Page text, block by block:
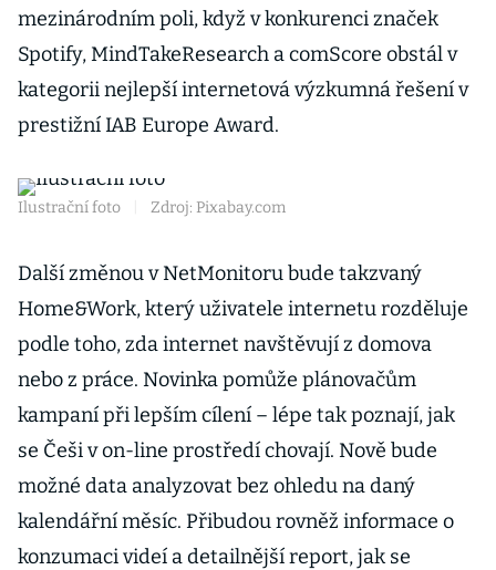
mezinárodním poli, když v konkurenci značek
Spotify, MindTakeResearch a comScore obstál v
kategorii nejlepší internetová výzkumná řešení v
prestižní IAB Europe Award.
Ilustrační foto Zdroj: Pixabay.com
Další změnou v NetMonitoru bude takzvaný
Home&Work, který uživatele internetu rozděluje
podle toho, zda internet navštěvují z domova
nebo z práce. Novinka pomůže plánovačům
kampaní při lepším cílení – lépe tak poznají, jak
se Češi v on-line prostředí chovají. Nově bude
možné data analyzovat bez ohledu na daný
kalendářní měsíc. Přibudou rovněž informace o
konzumaci videí a detailnější report, jak se